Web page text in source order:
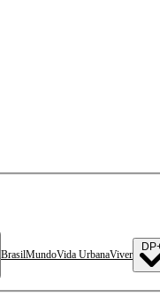
BrasilMundoVida UrbanaViver